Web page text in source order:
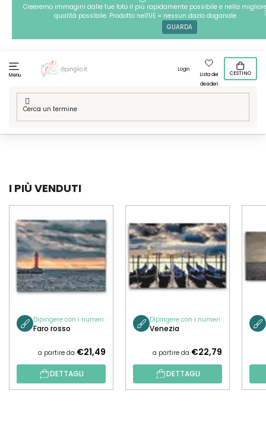
Passa
contenuto
Creeremo immagini dalle tue foto il più rapidamente possibile e nella
qualità possibile. Prodotto nell'UE = nessun dazio doganale
GUARDA
Menu
Login
Lista dei
desideri
CESTINO
Casa
Tecniche / Dipingere con i numeri
Paesaggio / Acqua
I PIÙ VENDUTI
Dipingere con i numeri
Faro rosso
a partire da €21,49
DETTAGLI
Dipingere con i numeri
Venezia
a partire da €22,79
DETTAGLI